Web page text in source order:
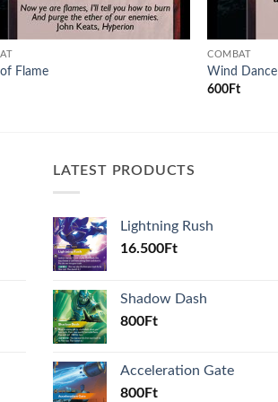
Flame
COMBAT
Wind Dance
600 Ft
LATEST PRODUCTS
Lightning Rush
16.500Ft
Shadow Dash
800Ft
Acceleration Gate
800Ft